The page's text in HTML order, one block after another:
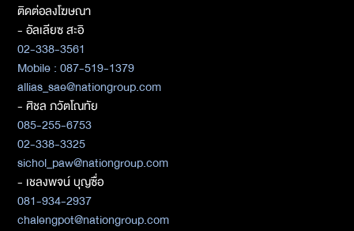
ติดต่อลงโฆษณา
- อัลเลียซ สะอิ
02-338-3561
Mobile : 087-519-1379
allias_sae@nationgroup.com
- ศิชล ภวัตโณทัย
085-255-6753
02-338-3325
sichol_paw@nationgroup.com
- เชลงพจน์ บุญซื่อ
081-934-2937
chalengpot@nationgroup.com